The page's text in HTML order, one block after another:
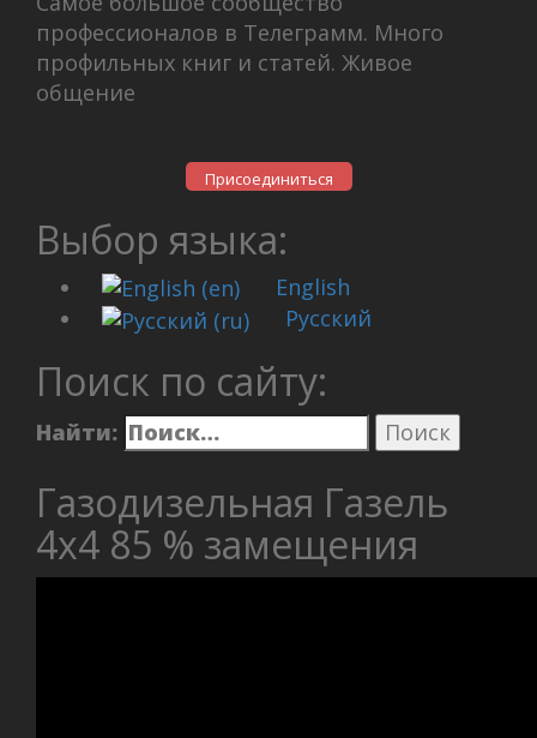
профессионалов в Телеграмм. Много
профильных книг и статей. Живое
общение
Присоединиться
Выбор языка:
English
Русский
Поиск по сайту:
Найти:
Газодизельная Газель
4х4 85 % замещения